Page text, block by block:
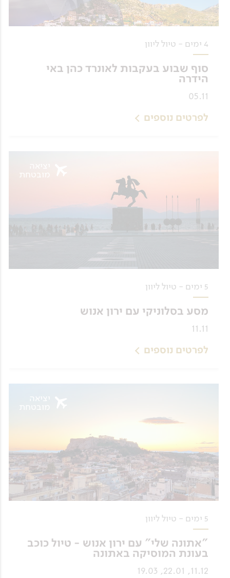
4 ימים - טיול ליוון
סוף שבוע בעקבות לאונרד כהן באי
הידרה
05.11
לפרטים נוספים
5 ימים - טיול ליוון
מסע בסלוניקי עם ירון אנוש
11.11
לפרטים נוספים
מובטחת
5 ימים - טיול ליוון
"אתונה שלי" עם ירון אנוש - טיול כוכב
בעונת המוסיקה באתונה
11.12, 22.01, 19.03
יציאה
מובטחת